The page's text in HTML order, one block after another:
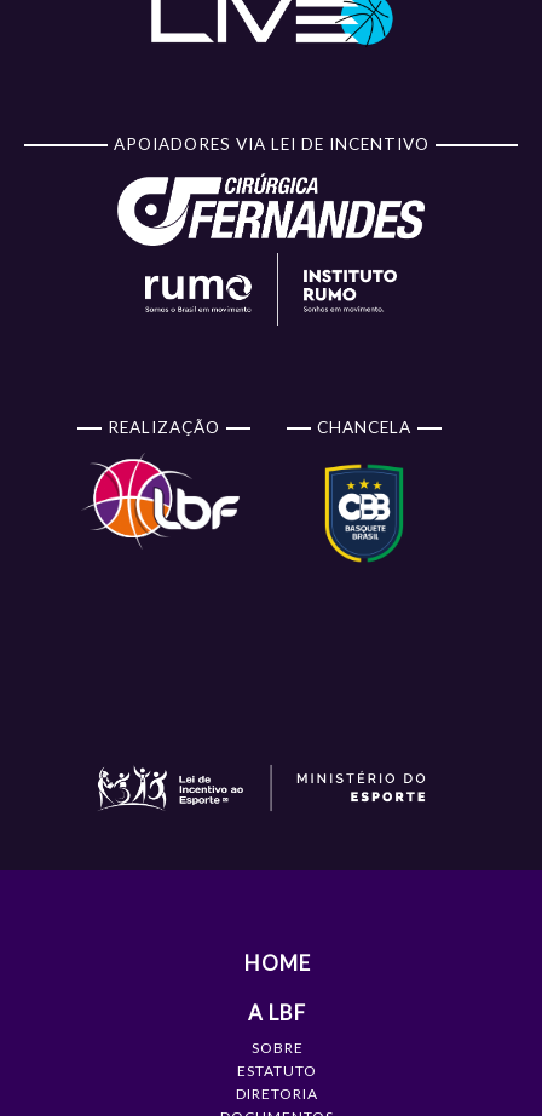
APOIADORES VIA LEI DE INCENTIVO
REALIZAÇÃO CHANCELA
HOME
A LBF
SOBRE
ESTATUTO
DIRETORIA